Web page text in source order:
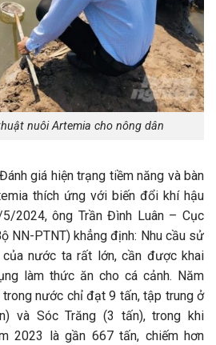
nuôi Artemia cho nông dân
giá hiện trạng tiềm năng và bàn
thích ứng với biến đổi khí hậu
2024, ông Trần Đình Luân – Cục
NN-PTNT) khẳng định: Nhu cầu sử
của nước ta rất lớn, cần được khai
làm thức ăn cho cá cảnh. Năm
nước chỉ đạt 9 tấn, tập trung ở
và Sóc Trăng (3 tấn), trong khi
2023 là gần 667 tấn, chiếm hơn